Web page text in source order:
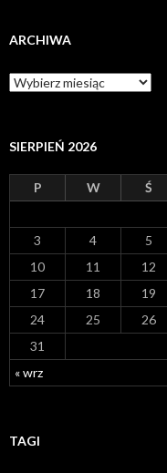
ARCHIWA
A
r
i
a
SIERPIEŃ 2026
P W Ś
« wrz
3
4 5
10
11 12
17
18 19
24
25 26
31
TAGI